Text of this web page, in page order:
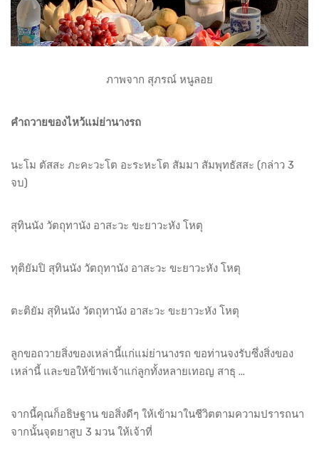
ภาพจาก สุภรณ์ หนูลอย
คำถวายของไหว้แม่ย่านางรถ
นะโม ตัสสะ ภะคะวะโต อะระหะโต สัมมา สัมพุทธัสสะ (กล่าว 3
จบ)
สุทินนัง วัตถุทานัง อาสะวะ ขะยาวะหัง โหตุ
ทุติยัมปิ สุทินนัง วัตถุทานัง อาสะวะ ขะยาวะหัง โหตุ
ตะติยัม สุทินนัง วัตถุทานัง อาสะวะ ขะยาวะหัง โหตุ
ลูกขอถวายสิ่งของเหล่านี้แก่แม่ย่านางรถ ขอท่านจงรับซึ่งสิ่งของ
เหล่านี้ และขอให้ข้าพเจ้าแก่ลูกทั้งหลายเทอญ สาธุ ...
จากนี้คุณก็อธิษฐาน ขอสิ่งดีๆ ให้เข้ามาในชีวิตตามความปรารถนา
จากนั้นจุดยาสูบ 3 มวน ให้เจ้าที่